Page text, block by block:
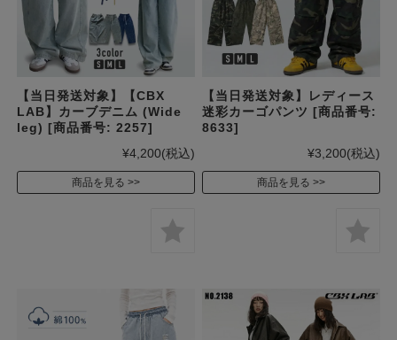
【当日発送対象】【CBX
LAB】カーブデニム (Wide
leg) [商品番号: 2257]
¥4,200(税込)
商品を見る
【当日発送対象】レディース
迷彩カーゴパンツ [商品番号:
8633]
¥3,200(税込)
商品を見る